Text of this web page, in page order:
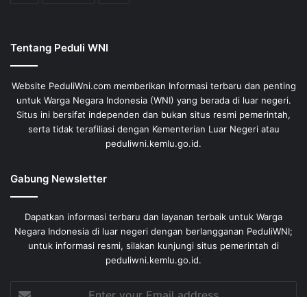
Tentang Peduli WNI
Website PeduliWni.com memberikan Informasi terbaru dan penting
untuk Warga Negara Indonesia (WNI) yang berada di luar negeri.
Situs ini bersifat independen dan bukan situs resmi pemerintah,
serta tidak terafiliasi dengan Kementerian Luar Negeri atau
peduliwni.kemlu.go.id.
Gabung Newsletter
Dapatkan informasi terbaru dan layanan terbaik untuk Warga
Negara Indonesia di luar negeri dengan berlangganan PeduliWNI;
untuk informasi resmi, silakan kunjungi situs pemerintah di
peduliwni.kemlu.go.id.